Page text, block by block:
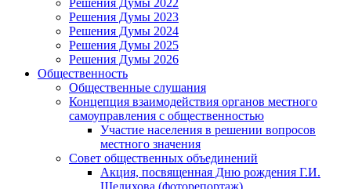
Решения Думы 2023
Решения Думы 2024
Решения Думы 2025
Решения Думы 2026
Общественность
Общественные слушания
Концепция взаимодействия органов местного
самоуправления с общественностью
Участие населения в решении вопросов
местного значения
Совет общественных объединений
Акция, посвященная Дню рождения Г.И.
Шелихова (фоторепортаж)